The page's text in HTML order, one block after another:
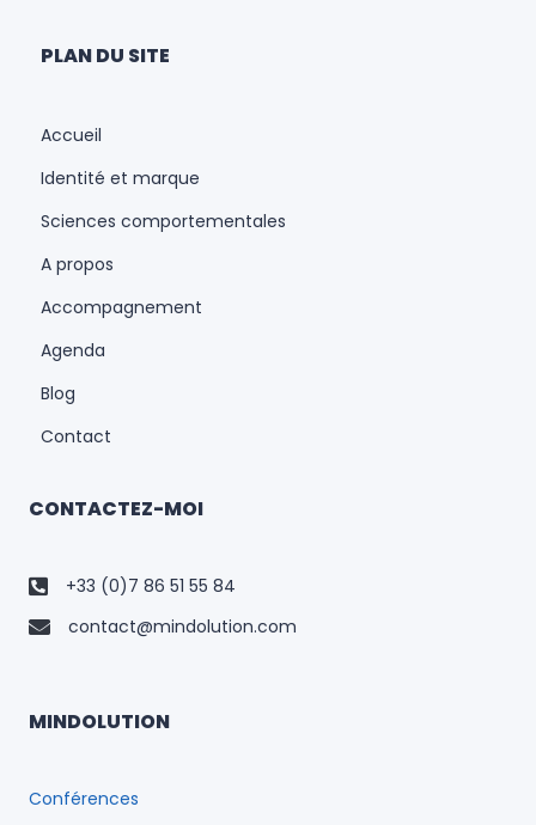
PLAN DU SITE
Accueil
Identité et marque
Sciences comportementales
A propos
Accompagnement
Agenda
Blog
Contact
CONTACTEZ-MOI
+33 (0)7 86 51 55 84
contact@mindolution.com
MINDOLUTION
Conférences